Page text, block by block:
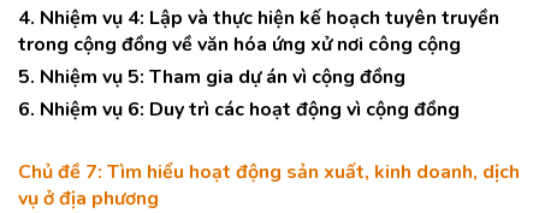
4. Nhiệm vụ 4: Lập và thực hiện kế hoạch tuyên truyền
trong cộng đồng về văn hóa ứng xử nơi công cộng
5. Nhiệm vụ 5: Tham gia dự án vì cộng đồng
6. Nhiệm vụ 6: Duy trì các hoạt động vì cộng đồng
Chủ đề 7: Tìm hiểu hoạt động sản xuất, kinh doanh, dịch
vụ ở địa phương